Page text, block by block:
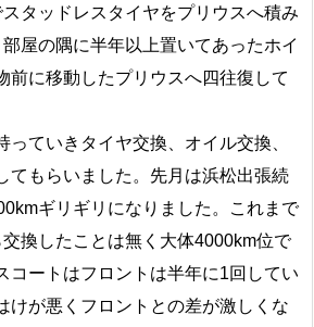
タッドレスタイヤをプリウスへ積み
屋の隅に半年以上置いてあったホイ
前に移動したプリウスへ四往復して
ていきタイヤ交換、オイル交換、
てもらいました。先月は浜松出張続
ギリギリになりました。これまで
換したことは無く大体4000km位で
コートはフロントは半年に1回してい
けが悪くフロントとの差が激しくな